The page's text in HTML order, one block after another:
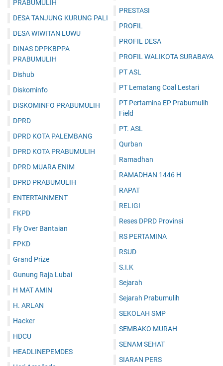
PRABUMULIH
DESA TANJUNG KURUNG PALI
DESA WIWITAN LUWU
DINAS DPPKBPPA
PRABUMULIH
Dishub
Diskominfo
DISKOMINFO PRABUMULIH
DPRD
DPRD KOTA PALEMBANG
DPRD KOTA PRABUMULIH
DPRD MUARA ENIM
DPRD PRABUMULIH
ENTERTAINMENT
FKPD
Fly Over Bantaian
FPKD
Grand Prize
Gunung Raja Lubai
H MAT AMIN
H. ARLAN
Hacker
HDCU
HEADLINEPEMDES
PRESTASI
PROFIL
PROFIL DESA
PROFIL WALIKOTA SURABAYA
PT ASL
PT Lematang Coal Lestari
PT Pertamina EP Prabumulih
Field
PT. ASL
Qurban
Ramadhan
RAMADHAN 1446 H
RAPAT
RELIGI
Reses DPRD Provinsi
RS PERTAMINA
RSUD
S.I.K
Sejarah
Sejarah Prabumulih
SEKOLAH SMP
SEMBAKO MURAH
SENAM SEHAT
SIARAN PERS